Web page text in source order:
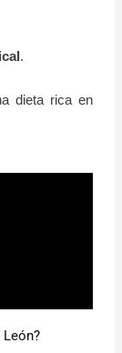
.
dieta rica en